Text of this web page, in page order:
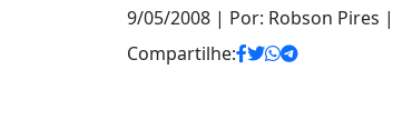
9/05/2008 | Por: Robson Pires |
Compartilhe: